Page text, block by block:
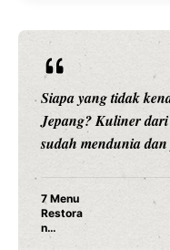
Siapa yang tidak
Jepang? Kuliner
sudah mendunia
7 Menu
Restora
n
Jepang